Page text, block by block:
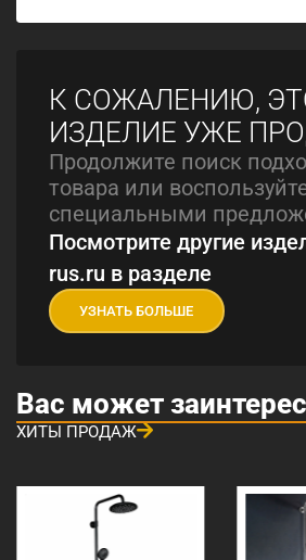
К СОЖАЛЕНИЮ,
ИЗДЕЛИЕ УЖЕ
Продолжите поиск
товара или
специальными
Посмотрите другие
rus.ru в разделе
УЗНАТЬ БОЛЬШЕ
Вас может
ХИТЫ ПРОДАЖ